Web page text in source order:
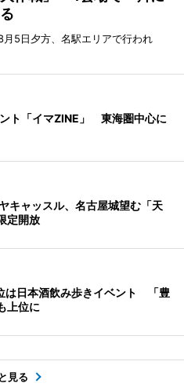
月5日夕方、名駅エリアで行われ
ト「イマZINE」 東海圏中心に
キャッスル、名古屋城望む「天
定開放
は日本酒飲み歩きイベント 「豊
上位に
見る